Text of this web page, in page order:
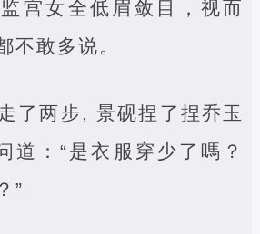
宫女全低眉敛目，视而
不敢多说。
了两步, 景砚捏了捏乔玉
道：“是衣服穿少了嗎？
”